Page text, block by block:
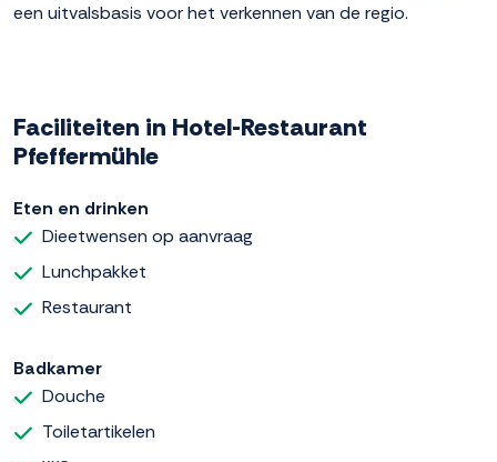
een uitvalsbasis voor het verkennen van de regio.
Faciliteiten in Hotel-Restaurant
Pfeffermühle
Eten en drinken
Dieetwensen op aanvraag
Lunchpakket
Restaurant
Badkamer
Douche
Toiletartikelen